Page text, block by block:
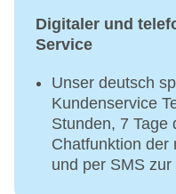
Digitaler und
Service
Unser deutsch
Kundenservice
Stunden, 7 Tage
Chatfunktion der
und per SMS zur